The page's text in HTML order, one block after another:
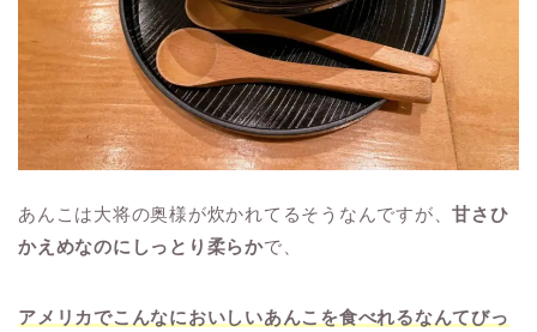
あんこは大将の奥様が炊かれてるそうなんですが、甘さひ
かえめなのにしっとり柔らかで、
アメリカでこんなにおいしいあんこを食べれるなんてびっ